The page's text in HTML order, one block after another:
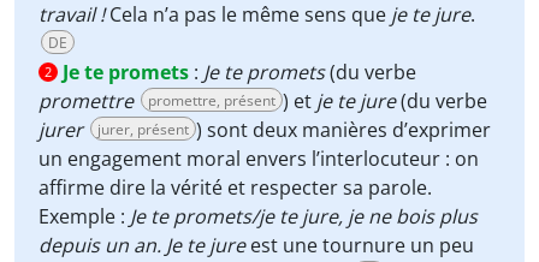
travail !Cela n’a pas le même sens que je te jure.
DE
2 Je te promets : Je te promets(du verbe
promettre
promettre, présent ) et je te jure(du verbe
jurer
jurer, présent ) sont deux manières d’exprimer
un engagement moral envers l’interlocuteur : on
affirme dire la vérité et respecter sa parole.
Exemple : Je te promets/je te jure, je ne bois plus
depuis un an. Je te jureest une tournure un peu